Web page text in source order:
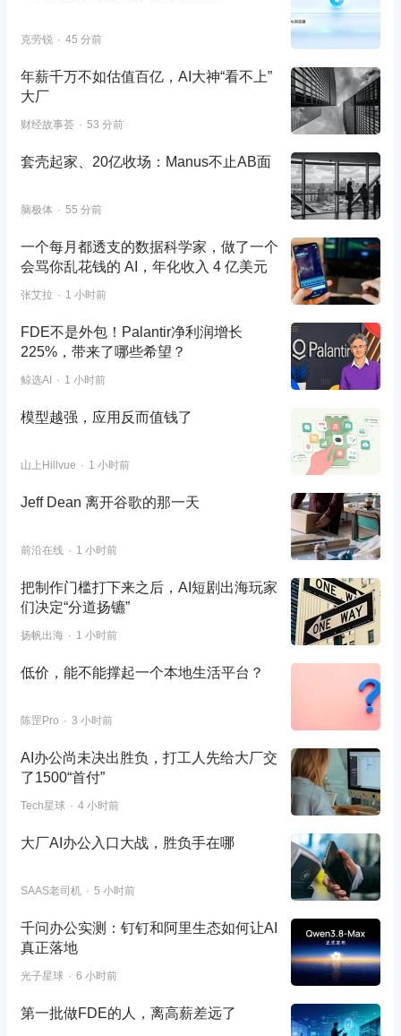
克劳锐 45 分前
年薪千万不如估值百亿，AI大神“看不上”
大厂
财经故事荟 53 分前
套壳起家、20亿收场：Manus不止AB面
脑极体 55 分前
一个每月都透支的数据科学家，做了一个
会骂你乱花钱的 AI，年化收入 4 亿美元
张艾拉 1 小时前
FDE不是外包！Palantir净利润增长
225%，带来了哪些希望？
鲸选AI 1 小时前
模型越强，应用反而值钱了
山上Hillvue 1 小时前
Jeff Dean 离开谷歌的那一天
前沿在线 1 小时前
把制作门槛打下来之后，AI短剧出海玩家
们决定“分道扬镳”
扬帆出海 1 小时前
低价，能不能撑起一个本地生活平台？
陈罡Pro 3 小时前
AI办公尚未决出胜负，打工人先给大厂交
了1500“首付”
Tech星球 4 小时前
大厂AI办公入口大战，胜负手在哪
SAAS老司机 5 小时前
千问办公实测：钉钉和阿里生态如何让AI
真正落地
光子星球 6 小时前
第一批做FDE的人，离高薪差远了